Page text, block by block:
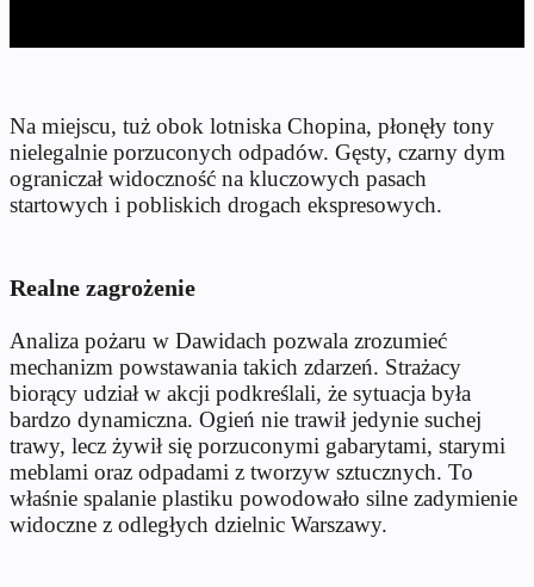
Na miejscu, tuż obok lotniska Chopina, płonęły tony
nielegalnie porzuconych odpadów. Gęsty, czarny dym
ograniczał widoczność na kluczowych pasach
startowych i pobliskich drogach ekspresowych.
Realne zagrożenie
Analiza pożaru w Dawidach pozwala zrozumieć
mechanizm powstawania takich zdarzeń. Strażacy
biorący udział w akcji podkreślali, że sytuacja była
bardzo dynamiczna. Ogień nie trawił jedynie suchej
trawy, lecz żywił się porzuconymi gabarytami, starymi
meblami oraz odpadami z tworzyw sztucznych. To
właśnie spalanie plastiku powodowało silne zadymienie
widoczne z odległych dzielnic Warszawy.